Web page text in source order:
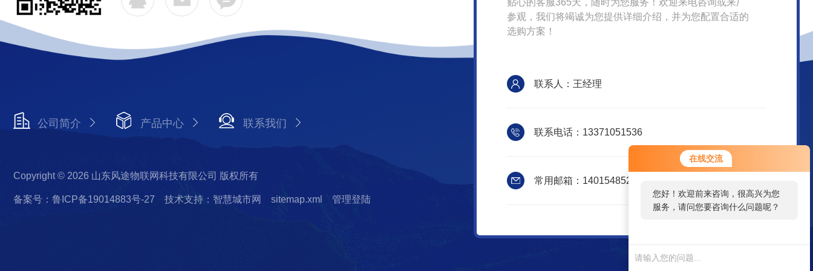
在线交流
您好！欢迎前来咨询，很高兴为您
服务，请问您要咨询什么问题呢？
了需求产品，您可以直接在线与我
联系！
公司简介 产品中心 联系我们
Copyright © 2026 山东风途物联网科技有限公司 版权所有
备案号：鲁ICP备19014883号-27 技术支持：智慧城市网 sitemap.xml 管理登陆
贴心的客服365天，随时为您服务！欢迎来电咨询或来厂
参观，我们将竭诚为您提供详细介绍，并为您配置合适的
选购方案！
联系人：王经理
联系电话：13371051536
常用邮箱：1401548526@qq.com